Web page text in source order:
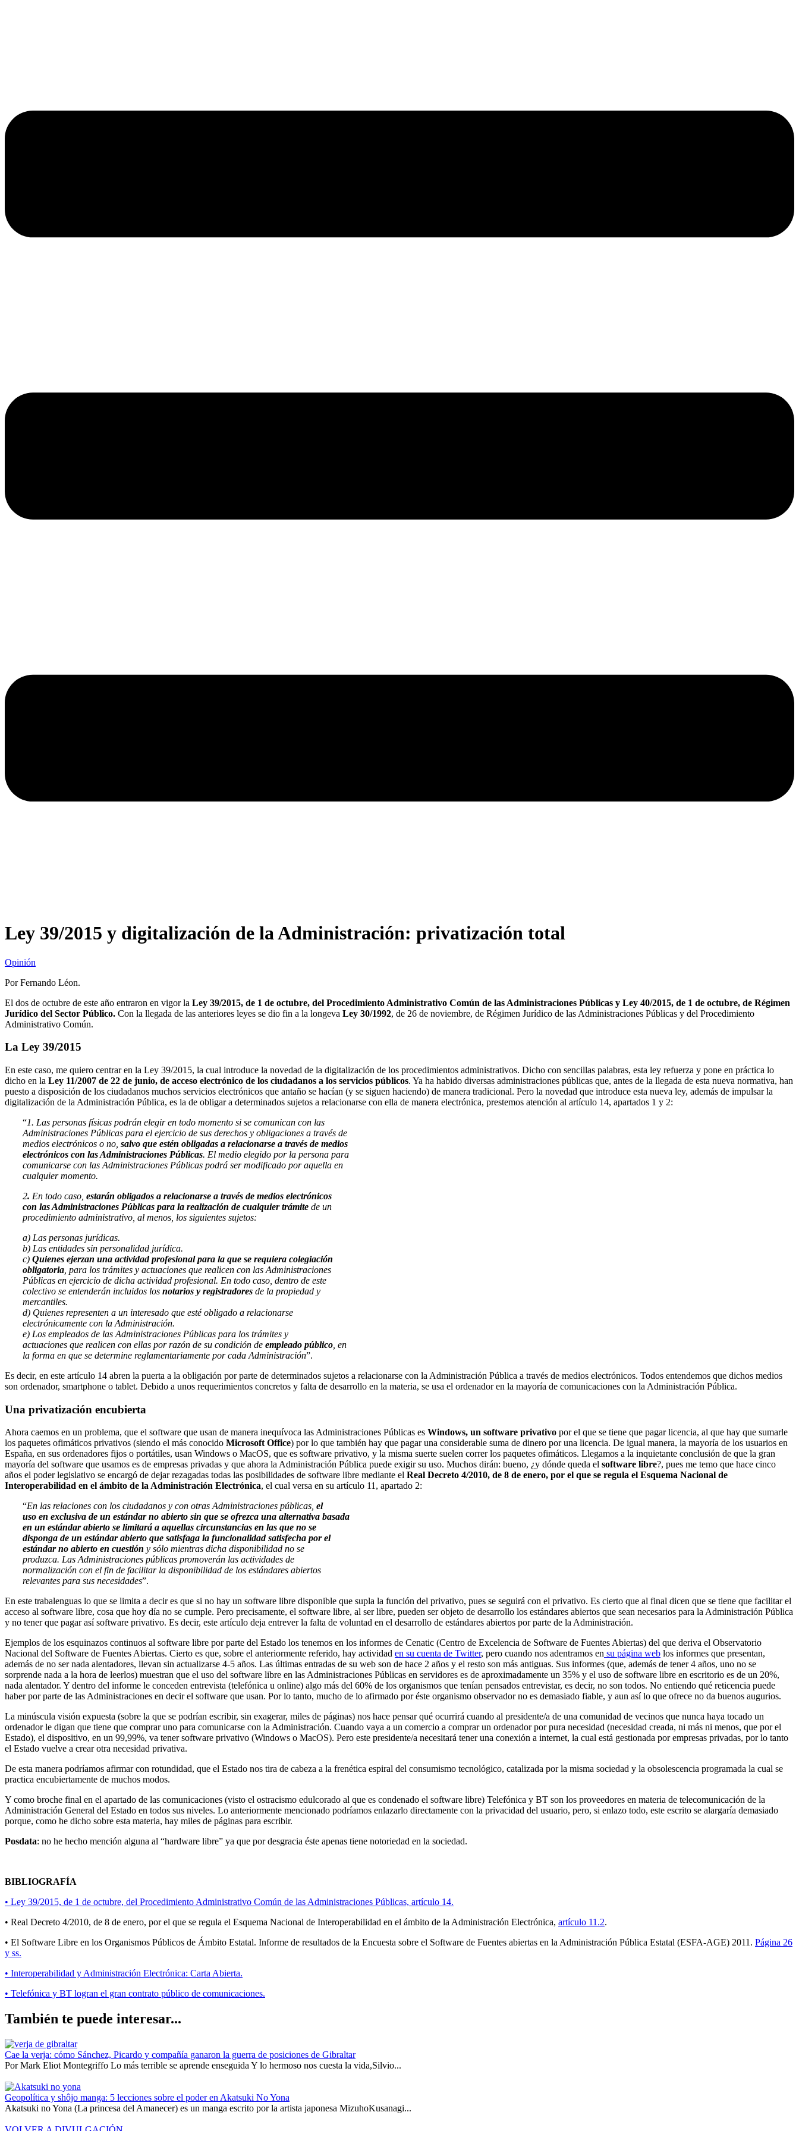
Ley 39/2015 y digitalización de la Administración: privatización total
Opinión
Por Fernando Léon.
El dos de octubre de este año entraron en vigor la Ley 39/2015, de 1 de octubre, del Procedimiento Administrativo Común de las Administraciones Públicas y Ley 40/2015, de 1 de octubre, de Régimen
Jurídico del Sector Público. Con la llegada de las anteriores leyes se dio fin a la longeva Ley 30/1992, de 26 de noviembre, de Régimen Jurídico de las Administraciones Públicas y del Procedimiento
Administrativo Común.
La Ley 39/2015
En este caso, me quiero centrar en la Ley 39/2015, la cual introduce la novedad de la digitalización de los procedimientos administrativos. Dicho con sencillas palabras, esta ley refuerza y pone en práctica lo
dicho en la Ley 11/2007 de 22 de junio, de acceso electrónico de los ciudadanos a los servicios públicos. Ya ha habido diversas administraciones públicas que, antes de la llegada de esta nueva normativa, han
puesto a disposición de los ciudadanos muchos servicios electrónicos que antaño se hacían (y se siguen haciendo) de manera tradicional. Pero la novedad que introduce esta nueva ley, además de impulsar la
digitalización de la Administración Pública, es la de obligar a determinados sujetos a relacionarse con ella de manera electrónica, prestemos atención al artículo 14, apartados 1 y 2:
“1. Las personas físicas podrán elegir en todo momento si se comunican con las
Administraciones Públicas para el ejercicio de sus derechos y obligaciones a través de
medios electrónicos o no, salvo que estén obligadas a relacionarse a través de medios
electrónicos con las Administraciones Públicas. El medio elegido por la persona para
comunicarse con las Administraciones Públicas podrá ser modificado por aquella en
cualquier momento.
2. En todo caso, estarán obligados a relacionarse a través de medios electrónicos
con las Administraciones Públicas para la realización de cualquier trámite de un
procedimiento administrativo, al menos, los siguientes sujetos:
a) Las personas jurídicas.
b) Las entidades sin personalidad jurídica.
c) Quienes ejerzan una actividad profesional para la que se requiera colegiación
obligatoria , para los trámites y actuaciones que realicen con las Administraciones
Públicas en ejercicio de dicha actividad profesional. En todo caso, dentro de este
colectivo se entenderán incluidos los notarios y registradores de la propiedad y
mercantiles.
d) Quienes representen a un interesado que esté obligado a relacionarse
electrónicamente con la Administración.
e) Los empleados de las Administraciones Públicas para los trámites y
actuaciones que realicen con ellas por razón de su condición de empleado público , en
la forma en que se determine reglamentariamente por cada Administración”.
Es decir, en este artículo 14 abren la puerta a la obligación por parte de determinados sujetos a relacionarse con la Administración Pública a través de medios electrónicos. Todos entendemos que dichos medios
son ordenador, smartphone o tablet. Debido a unos requerimientos concretos y falta de desarrollo en la materia, se usa el ordenador en la mayoría de comunicaciones con la Administración Pública.
Una privatización encubierta
Ahora caemos en un problema, que el software que usan de manera inequívoca las Administraciones Públicas es Windows, un software privativo por el que se tiene que pagar licencia, al que hay que sumarle
los paquetes ofimáticos privativos (siendo el más conocido Microsoft Office) por lo que también hay que pagar una considerable suma de dinero por una licencia. De igual manera, la mayoría de los usuarios en
España, en sus ordenadores fijos o portátiles, usan Windows o MacOS, que es software privativo, y la misma suerte suelen correr los paquetes ofimáticos. Llegamos a la inquietante conclusión de que la gran
mayoría del software que usamos es de empresas privadas y que ahora la Administración Pública puede exigir su uso. Muchos dirán: bueno, ¿y dónde queda el software libre?, pues me temo que hace cinco
años el poder legislativo se encargó de dejar rezagadas todas las posibilidades de software libre mediante el Real Decreto 4/2010, de 8 de enero, por el que se regula el Esquema Nacional de
Interoperabilidad en el ámbito de la Administración Electrónica, el cual versa en su artículo 11, apartado 2:
“En las relaciones con los ciudadanos y con otras Administraciones públicas, el
uso en exclusiva de un estándar no abierto sin que se ofrezca una alternativa basada
en un estándar abierto se limitará a aquellas circunstancias en las que no se
disponga de un estándar abierto que satisfaga la funcionalidad satisfecha por el
estándar no abierto en cuestión y sólo mientras dicha disponibilidad no se
produzca. Las Administraciones públicas promoverán las actividades de
normalización con el fin de facilitar la disponibilidad de los estándares abiertos
relevantes para sus necesidades”.
En este trabalenguas lo que se limita a decir es que si no hay un software libre disponible que supla la función del privativo, pues se seguirá con el privativo. Es cierto que al final dicen que se tiene que facilitar el
acceso al software libre, cosa que hoy día no se cumple. Pero precisamente, el software libre, al ser libre, pueden ser objeto de desarrollo los estándares abiertos que sean necesarios para la Administración Pública
y no tener que pagar así software privativo. Es decir, este artículo deja entrever la falta de voluntad en el desarrollo de estándares abiertos por parte de la Administración.
Ejemplos de los esquinazos continuos al software libre por parte del Estado los tenemos en los informes de Cenatic (Centro de Excelencia de Software de Fuentes Abiertas) del que deriva el Observatorio
Nacional del Software de Fuentes Abiertas. Cierto es que, sobre el anteriormente referido, hay actividad en su cuenta de Twitter, pero cuando nos adentramos en su página web los informes que presentan,
además de no ser nada alentadores, llevan sin actualizarse 4-5 años. Las últimas entradas de su web son de hace 2 años y el resto son más antiguas. Sus informes (que, además de tener 4 años, uno no se
sorprende nada a la hora de leerlos) muestran que el uso del software libre en las Administraciones Públicas en servidores es de aproximadamente un 35% y el uso de software libre en escritorio es de un 20%,
nada alentador. Y dentro del informe le conceden entrevista (telefónica u online) algo más del 60% de los organismos que tenían pensados entrevistar, es decir, no son todos. No entiendo qué reticencia puede
haber por parte de las Administraciones en decir el software que usan. Por lo tanto, mucho de lo afirmado por éste organismo observador no es demasiado fiable, y aun así lo que ofrece no da buenos augurios.
La minúscula visión expuesta (sobre la que se podrían escribir, sin exagerar, miles de páginas) nos hace pensar qué ocurrirá cuando al presidente/a de una comunidad de vecinos que nunca haya tocado un
ordenador le digan que tiene que comprar uno para comunicarse con la Administración. Cuando vaya a un comercio a comprar un ordenador por pura necesidad (necesidad creada, ni más ni menos, que por el
Estado), el dispositivo, en un 99,99%, va tener software privativo (Windows o MacOS). Pero este presidente/a necesitará tener una conexión a internet, la cual está gestionada por empresas privadas, por lo tanto
el Estado vuelve a crear otra necesidad privativa.
De esta manera podríamos afirmar con rotundidad, que el Estado nos tira de cabeza a la frenética espiral del consumismo tecnológico, catalizada por la misma sociedad y la obsolescencia programada la cual se
practica encubiertamente de muchos modos.
Y como broche final en el apartado de las comunicaciones (visto el ostracismo edulcorado al que es condenado el software libre) Telefónica y BT son los proveedores en materia de telecomunicación de la
Administración General del Estado en todos sus niveles. Lo anteriormente mencionado podríamos enlazarlo directamente con la privacidad del usuario, pero, si enlazo todo, este escrito se alargaría demasiado
porque, como he dicho sobre esta materia, hay miles de páginas para escribir.
Posdata: no he hecho mención alguna al “hardware libre” ya que por desgracia éste apenas tiene notoriedad en la sociedad.
BIBLIOGRAFÍA
• Ley 39/2015, de 1 de octubre, del Procedimiento Administrativo Común de las Administraciones Públicas, artículo 14.
• Real Decreto 4/2010, de 8 de enero, por el que se regula el Esquema Nacional de Interoperabilidad en el ámbito de la Administración Electrónica, artículo 11.2.
• El Software Libre en los Organismos Públicos de Ámbito Estatal. Informe de resultados de la Encuesta sobre el Software de Fuentes abiertas en la Administración Pública Estatal (ESFA-AGE) 2011. Página 26
y ss.
• Interoperabilidad y Administración Electrónica: Carta Abierta.
• Telefónica y BT logran el gran contrato público de comunicaciones.
También te puede interesar...
Cae la verja: cómo Sánchez, Picardo y compañía ganaron la guerra de posiciones de Gibraltar
Por Mark Eliot Montegriffo Lo más terrible se aprende enseguida Y lo hermoso nos cuesta la vida,Silvio...
Geopolítica y shôjo manga: 5 lecciones sobre el poder en Akatsuki No Yona
Akatsuki no Yona (La princesa del Amanecer) es un manga escrito por la artista japonesa MizuhoKusanagi...